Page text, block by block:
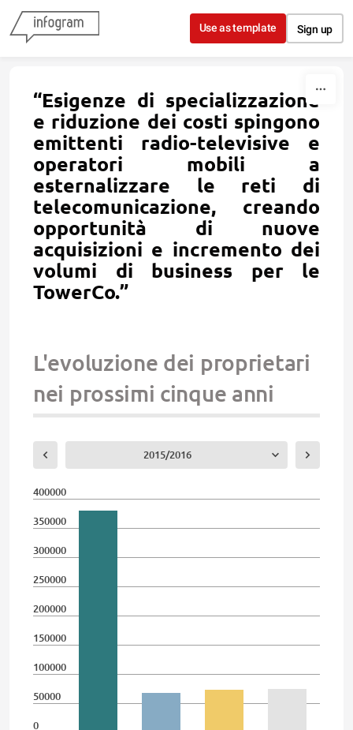
Skip to content
Use as template Sign up
“Esigenze di specializzazione
e riduzione dei costi spingono
emittenti radio-televisive e
operatori mobili a
esternalizzare le reti di
telecomunicazione, creando
opportunità di nuove
acquisizioni e incremento dei
volumi di business per le
TowerCo.”
L'evoluzione dei proprietari
nei prossimi cinque anni
2015/2016
400000
350000
300000
250000
200000
150000
100000
50000
0